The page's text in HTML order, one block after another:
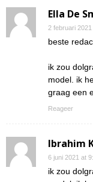
Ella De
2 februari
beste
ik zou
model. ik
graag een
Reageer
Ibrahim
6 juni 2021 at
ik zou